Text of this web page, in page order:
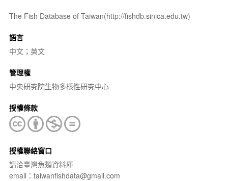
The Fish Database of Taiwan(http://fishdb.sinica.edu.tw)
語言
中文；英文
管理權
中央研究院生物多樣性研究中心
授權條款
授權聯絡窗口
請洽臺灣魚類資料庫
email：taiwanfishdata@gmail.com